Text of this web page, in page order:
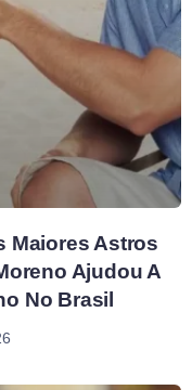
Maiores Astros
Ajudou A
No Brasil